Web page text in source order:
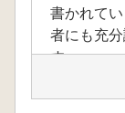
書かれて
者にも充
す。
わが国で